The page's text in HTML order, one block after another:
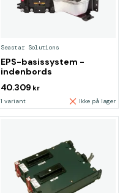
Seastar Solutions
EPS-basissystem -
indenbords
40.309 kr
1 variant Ikke på lager